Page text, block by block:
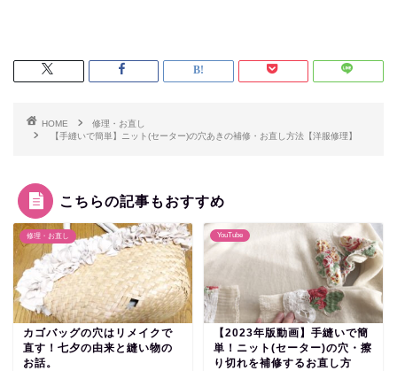
HOME
修理・お直し
【手縫いで簡単】ニット(セーター)の穴あきの補修・お直し方法【洋服修理】
こちらの記事もおすすめ
修理・お直し
カゴバッグの穴はリメイクで
直す！七夕の由来と縫い物の
お話。
YouTube
【2023年版動画】手縫いで簡
単！ニット(セーター)の穴・擦
り切れを補修するお直し方